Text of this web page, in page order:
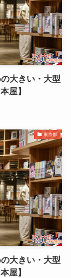
大きい・大型
屋】
東京都
大きい・大型
屋】